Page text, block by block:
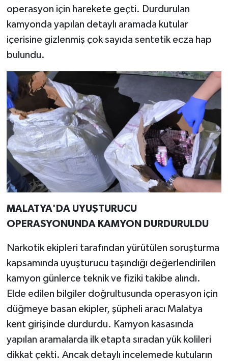
operasyon için harekete geçti. Durdurulan
kamyonda yapılan detaylı aramada kutular
içerisine gizlenmiş çok sayıda sentetik ecza hap
bulundu.
MALATYA'DA UYUŞTURUCU
OPERASYONUNDA KAMYON DURDURULDU
Narkotik ekipleri tarafından yürütülen soruşturma
kapsamında uyuşturucu taşındığı değerlendirilen
kamyon günlerce teknik ve fiziki takibe alındı.
Elde edilen bilgiler doğrultusunda operasyon için
düğmeye basan ekipler, şüpheli aracı Malatya
kent girişinde durdurdu. Kamyon kasasında
yapılan aramalarda ilk etapta sıradan yük kolileri
dikkat çekti. Ancak detaylı incelemede kutuların